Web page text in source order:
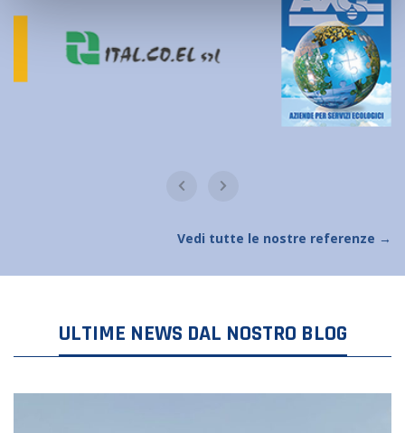
Vedi tutte le nostre referenze →
ULTIME NEWS DAL NOSTRO BLOG